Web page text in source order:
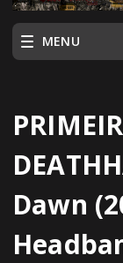
MENU
Dawn